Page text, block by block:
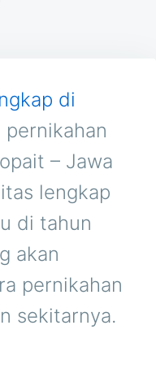
LOPAIT
JAWA
di
pernikahan
– Jawa
lengkap
di tahun
akan
pernikahan
sekitarnya.